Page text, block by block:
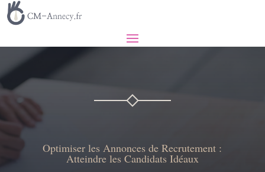
Optimiser les Annonces de Recrutement :
Atteindre les Candidats Idéaux